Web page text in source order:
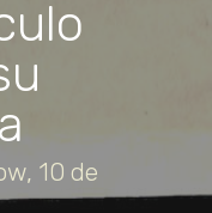
10 de